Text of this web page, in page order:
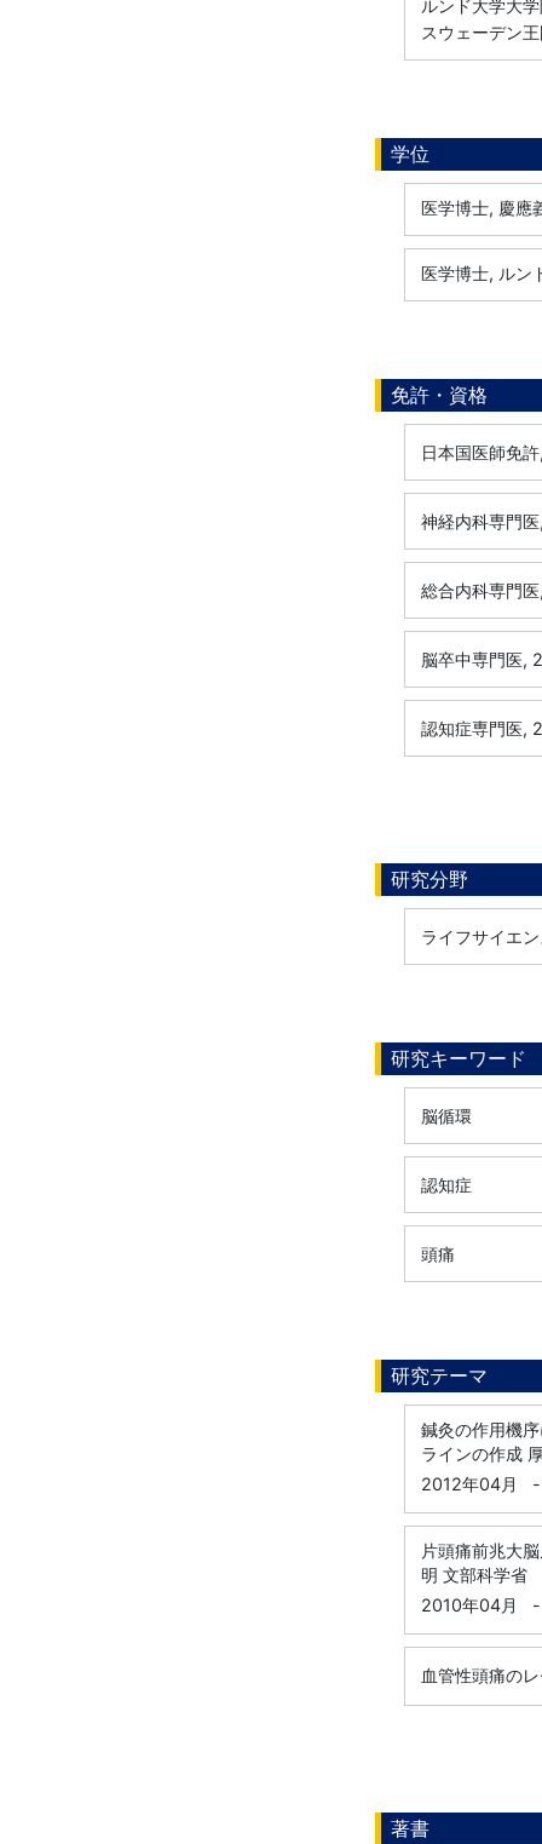
ルンド大学大
スウェーデン
学位
医学博士, 慶應
医学博士, ルン
免許・資格
日本国医師免
神経内科専門
総合内科専門
脳卒中専門医,
認知症専門医,
研究分野
ライフサイエ
研究キーワード
脳循環
認知症
頭痛
研究テーマ
鍼灸の作用機
ラインの作成
2012年04月
-
片頭痛前兆大
明 文部科学
2010年04月
-
血管性頭痛の
著書